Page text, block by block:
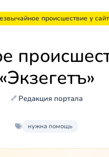
происшествие у
«Экзегетъ»
Редакция портала
нужна помощь